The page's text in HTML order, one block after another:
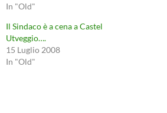
In "Old"
Il Sindaco è a cena a Castel
Utveggio….
15 Luglio 2008
In "Old"